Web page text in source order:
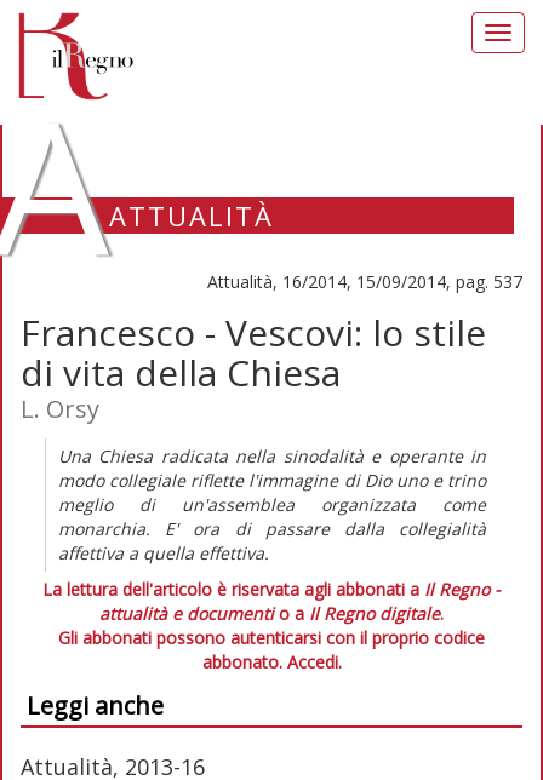
ATTUALITÀ
Attualità, 16/2014, 15/09/2014, pag. 537
Francesco - Vescovi: lo stile
di vita della Chiesa
L. Orsy
Una Chiesa radicata nella sinodalità e operante in
modo collegiale riflette l'immagine di Dio uno e trino
meglio di un'assemblea organizzata come
monarchia. E' ora di passare dalla collegialità
affettiva a quella effettiva.
La lettura dell'articolo è riservata agli abbonati a Il Regno -
attualità e documentio a Il Regno digitale.
Gli abbonati possono autenticarsi con il proprio codice
abbonato. Accedi.
Leggi anche
Attualità, 2013-16